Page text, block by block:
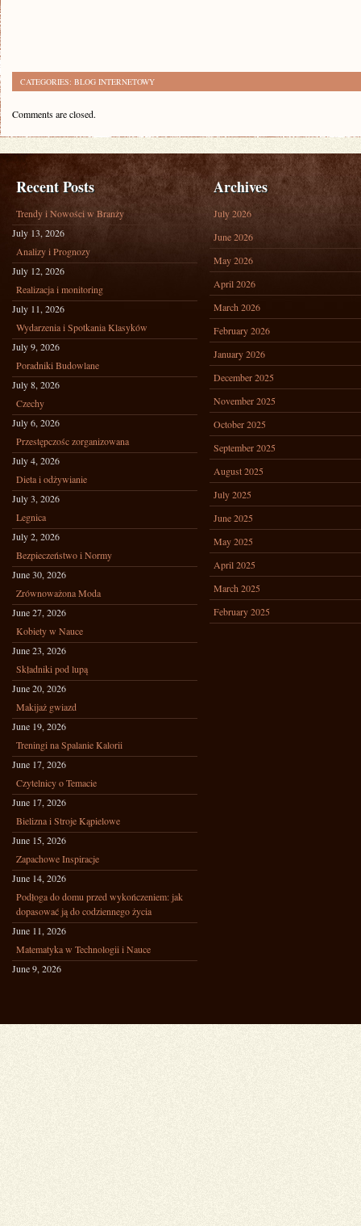
CATEGORIES: BLOG INTERNETOWY
Comments are closed.
Recent Posts
Trendy i Nowości w Branży
July 13, 2026
Analizy i Prognozy
July 12, 2026
Realizacja i monitoring
July 11, 2026
Wydarzenia i Spotkania Klasyków
July 9, 2026
Poradniki Budowlane
July 8, 2026
Czechy
July 6, 2026
Przestępczośc zorganizowana
July 4, 2026
Dieta i odżywianie
July 3, 2026
Legnica
July 2, 2026
Bezpieczeństwo i Normy
June 30, 2026
Zrównoważona Moda
June 27, 2026
Kobiety w Nauce
June 23, 2026
Składniki pod lupą
June 20, 2026
Makijaż gwiazd
June 19, 2026
Treningi na Spalanie Kalorii
June 17, 2026
Czytelnicy o Temacie
June 17, 2026
Bielizna i Stroje Kąpielowe
June 15, 2026
Zapachowe Inspiracje
June 14, 2026
Podłoga do domu przed wykończeniem: jak
dopasować ją do codziennego życia
June 11, 2026
Matematyka w Technologii i Nauce
June 9, 2026
Archives
July 2026
June 2026
May 2026
April 2026
March 2026
February 2026
January 2026
December 2025
November 2025
October 2025
September 2025
August 2025
July 2025
June 2025
May 2025
April 2025
March 2025
February 2025